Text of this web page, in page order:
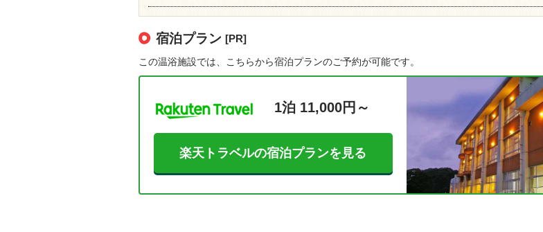
宿泊プラン [PR]
この温浴施設では、こちらから宿泊プランのご予約が可能です。
1泊 11,000円～
楽天トラベルの宿泊プランを見る